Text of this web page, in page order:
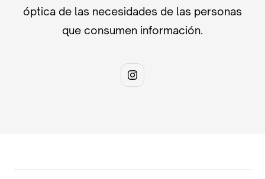
óptica de las necesidades de las personas
que consumen información.